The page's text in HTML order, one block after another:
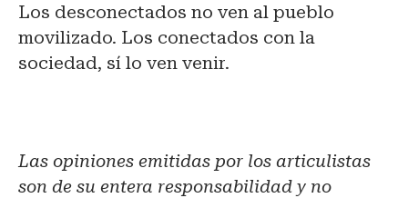
Los desconectados no ven al pueblo
movilizado. Los conectados con la
sociedad, sí lo ven venir.
Las opiniones emitidas por los articulistas
son de su entera responsabilidad y no